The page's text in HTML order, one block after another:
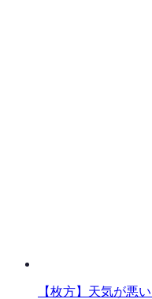
【枚方】天気が悪